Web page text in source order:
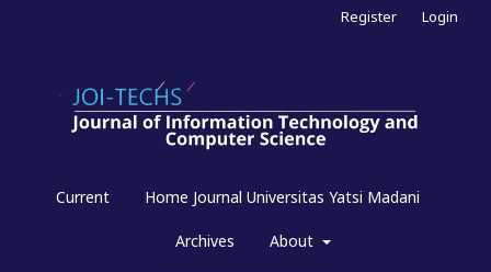
Current Home Journal Universitas Yatsi Madani
Archives About
Register Login